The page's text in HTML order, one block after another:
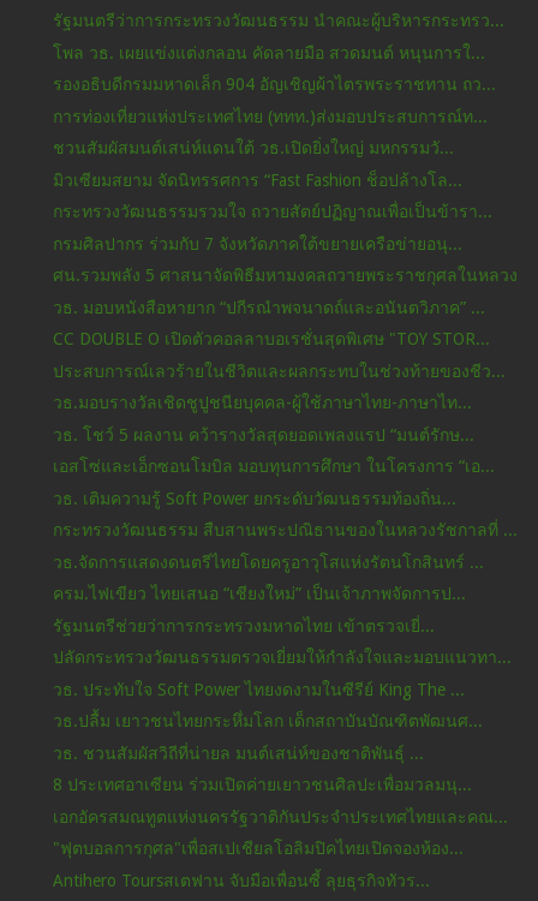
รัฐมนตรีว่าการกระทรวงวัฒนธรรม นำคณะผู้บริหารกระทรว...
โพล วธ. เผยแข่งแต่งกลอน คัดลายมือ สวดมนต์ หนุนการใ...
รองอธิบดีกรมมหาดเล็ก 904 อัญเชิญผ้าไตรพระราชทาน ถว...
การท่องเที่ยวแห่งประเทศไทย (ททท.)ส่งมอบประสบการณ์ท...
ชวนสัมผัสมนต์เสน่ห์แดนใต้ วธ.เปิดยิ่งใหญ่ มหกรรมวั...
มิวเซียมสยาม จัดนิทรรศการ “Fast Fashion ช็อปล้างโล...
กระทรวงวัฒนธรรมรวมใจ ถวายสัตย์ปฏิญาณเพื่อเป็นข้ารา...
กรมศิลปากร ร่วมกับ 7 จังหวัดภาคใต้ขยายเครือข่ายอนุ...
ศน.รวมพลัง 5 ศาสนาจัดพิธีมหามงคลถวายพระราชกุศลในหลวง
วธ. มอบหนังสือหายาก “ปกีรณำพจนาดถ์และอนันตวิภาค” ...
CC DOUBLE O เปิดตัวคอลลาบอเรชั่นสุดพิเศษ "TOY STOR...
ประสบการณ์เลวร้ายในชีวิตและผลกระทบในช่วงท้ายของชีว...
วธ.มอบรางวัลเชิดชูปูชนียบุคคล-ผู้ใช้ภาษาไทย-ภาษาไท...
วธ. โชว์ 5 ผลงาน คว้ารางวัลสุดยอดเพลงแรป “มนต์รักษ...
เอสโซ่และเอ็กซอนโมบิล มอบทุนการศึกษา ในโครงการ “เอ...
วธ. เติมความรู้ Soft Power ยกระดับวัฒนธรรมท้องถิ่น...
กระทรวงวัฒนธรรม สืบสานพระปณิธานของในหลวงรัชกาลที่ ...
วธ.จัดการแสดงดนตรีไทยโดยครูอาวุโสแห่งรัตนโกสินทร์ ...
ครม.ไฟเขียว ไทยเสนอ “เชียงใหม่” เป็นเจ้าภาพจัดการป...
รัฐมนตรีช่วยว่าการกระทรวงมหาดไทย เข้าตรวจเยี่...
ปลัดกระทรวงวัฒนธรรมตรวจเยี่ยมให้กำลังใจและมอบแนวทา...
วธ. ประทับใจ Soft Power ไทยงดงามในซีรีย์ King The ...
วธ.ปลื้ม เยาวชนไทยกระหึ่มโลก เด็กสถาบันบัณฑิตพัฒนศ...
วธ. ชวนสัมผัสวิถีที่น่ายล มนต์เสน่ห์ของชาติพันธุ์ ...
8 ประเทศอาเซียน ร่วมเปิดค่ายเยาวชนศิลปะเพื่อมวลมนุ...
เอกอัครสมณทูตแห่งนครรัฐวาติกันประจําประเทศไทยและคณ...
"ฟุตบอลการกุศล"เพื่อสเปเชียลโอลิมปิคไทยเปิดจองห้อง...
Antihero Toursสเตฟาน จับมือเพื่อนซี้ ลุยธุรกิจทัวร...